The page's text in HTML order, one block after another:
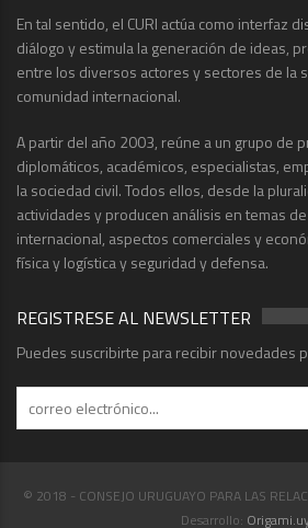
En tal sentido, el CURI actúa como interfaz
diálogo y estimula la generación de ideas,
entre los diversos actores y sectores de la
comunidad internacional.
A partir del año 2003, reúne a un grupo de
diplomáticos, académicos, especialistas,
la sociedad civil. Todos ellos, desde la
actividades y producen análisis en temas
internacional, aspectos comerciales y
física y logística y seguridad y defensa.
REGISTRESE AL NEWSLETTER
Puedes suscribirte para recibir novedades
© 2018 - CONSEJO URUGUAYO PARA LAS
Desarrollo: